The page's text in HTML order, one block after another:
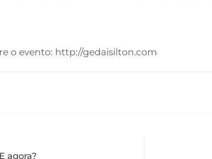
o evento: http://gedaisilton.com
agora?